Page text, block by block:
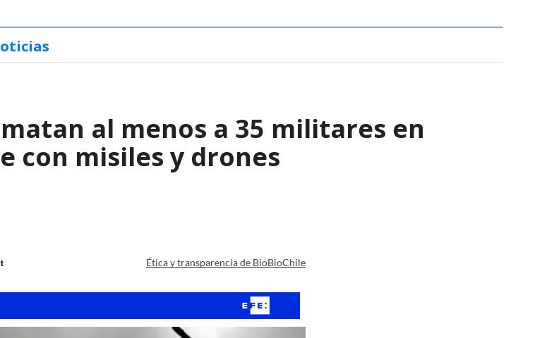
al menos a 35 militares en
con misiles y drones
Ética y transparencia de BioBioChile